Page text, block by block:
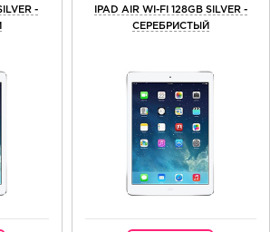
-
IPAD AIR WI-FI 128GB SILVER -
СЕРЕБРИСТЫЙ